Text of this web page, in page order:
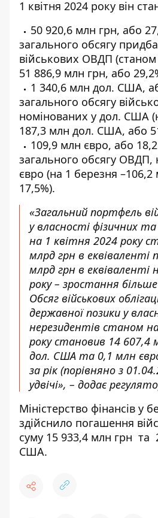
1 квітня 2024 року він
50 920,6 млн грн, або
загального обсягу
військових ОВДП
51 886,9 млн грн, або
1 340,6 млн дол. США,
загального обсягу
номінованих у дол. США
187,3 млн дол. США, або
109,9 млн євро, або 18,2
загального обсягу ОВДП,
євро (на 1 березня
17,5%).
«Загальний портфель
у власності фізичних
на 1 квітня 2024 року
млрд грн в еквіваленті
млрд грн в еквіваленті
року – зростання
Обсяг військових
державної позики у
нерезидентів станом
року становив 14 607,4
дол. США та 0,1 млн
за рік (порівняно з
удвічі», – додає
Міністерство фінансів у
здійснило погашення
суму 15 933,4 млн грн та
США.